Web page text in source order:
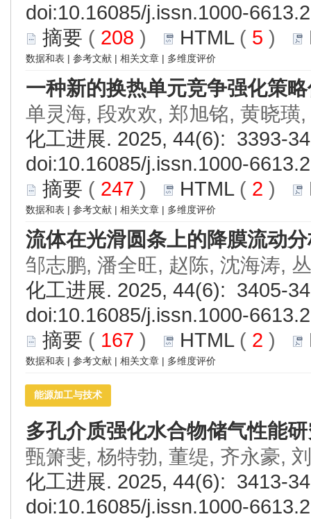
doi:10.16085/j.issn.1000-
摘要 ( 208 ) HTML( 5 )
数据和表 | 参考文献 | 相关文章 | 多维度评价
一种新的换热单元竞争强化策
单灵海, 段欢欢, 郑旭铭, 黄晓璜
化工进展. 2025, 44(6): 3393-
doi:10.16085/j.issn.1000-
摘要 ( 247 ) HTML( 2 )
数据和表 | 参考文献 | 相关文章 | 多维度评价
流体在光滑圆条上的降膜流动
邹志鹏, 潘全旺, 赵陈, 沈海涛,
化工进展. 2025, 44(6): 3405-
doi:10.16085/j.issn.1000-
摘要 ( 167 ) HTML( 2 )
数据和表 | 参考文献 | 相关文章 | 多维度评价
能源加工与技术
多孔介质强化水合物储气性能
甄箫斐, 杨特勃, 董缇, 齐永豪,
化工进展. 2025, 44(6): 3413-
doi:10.16085/j.issn.1000-